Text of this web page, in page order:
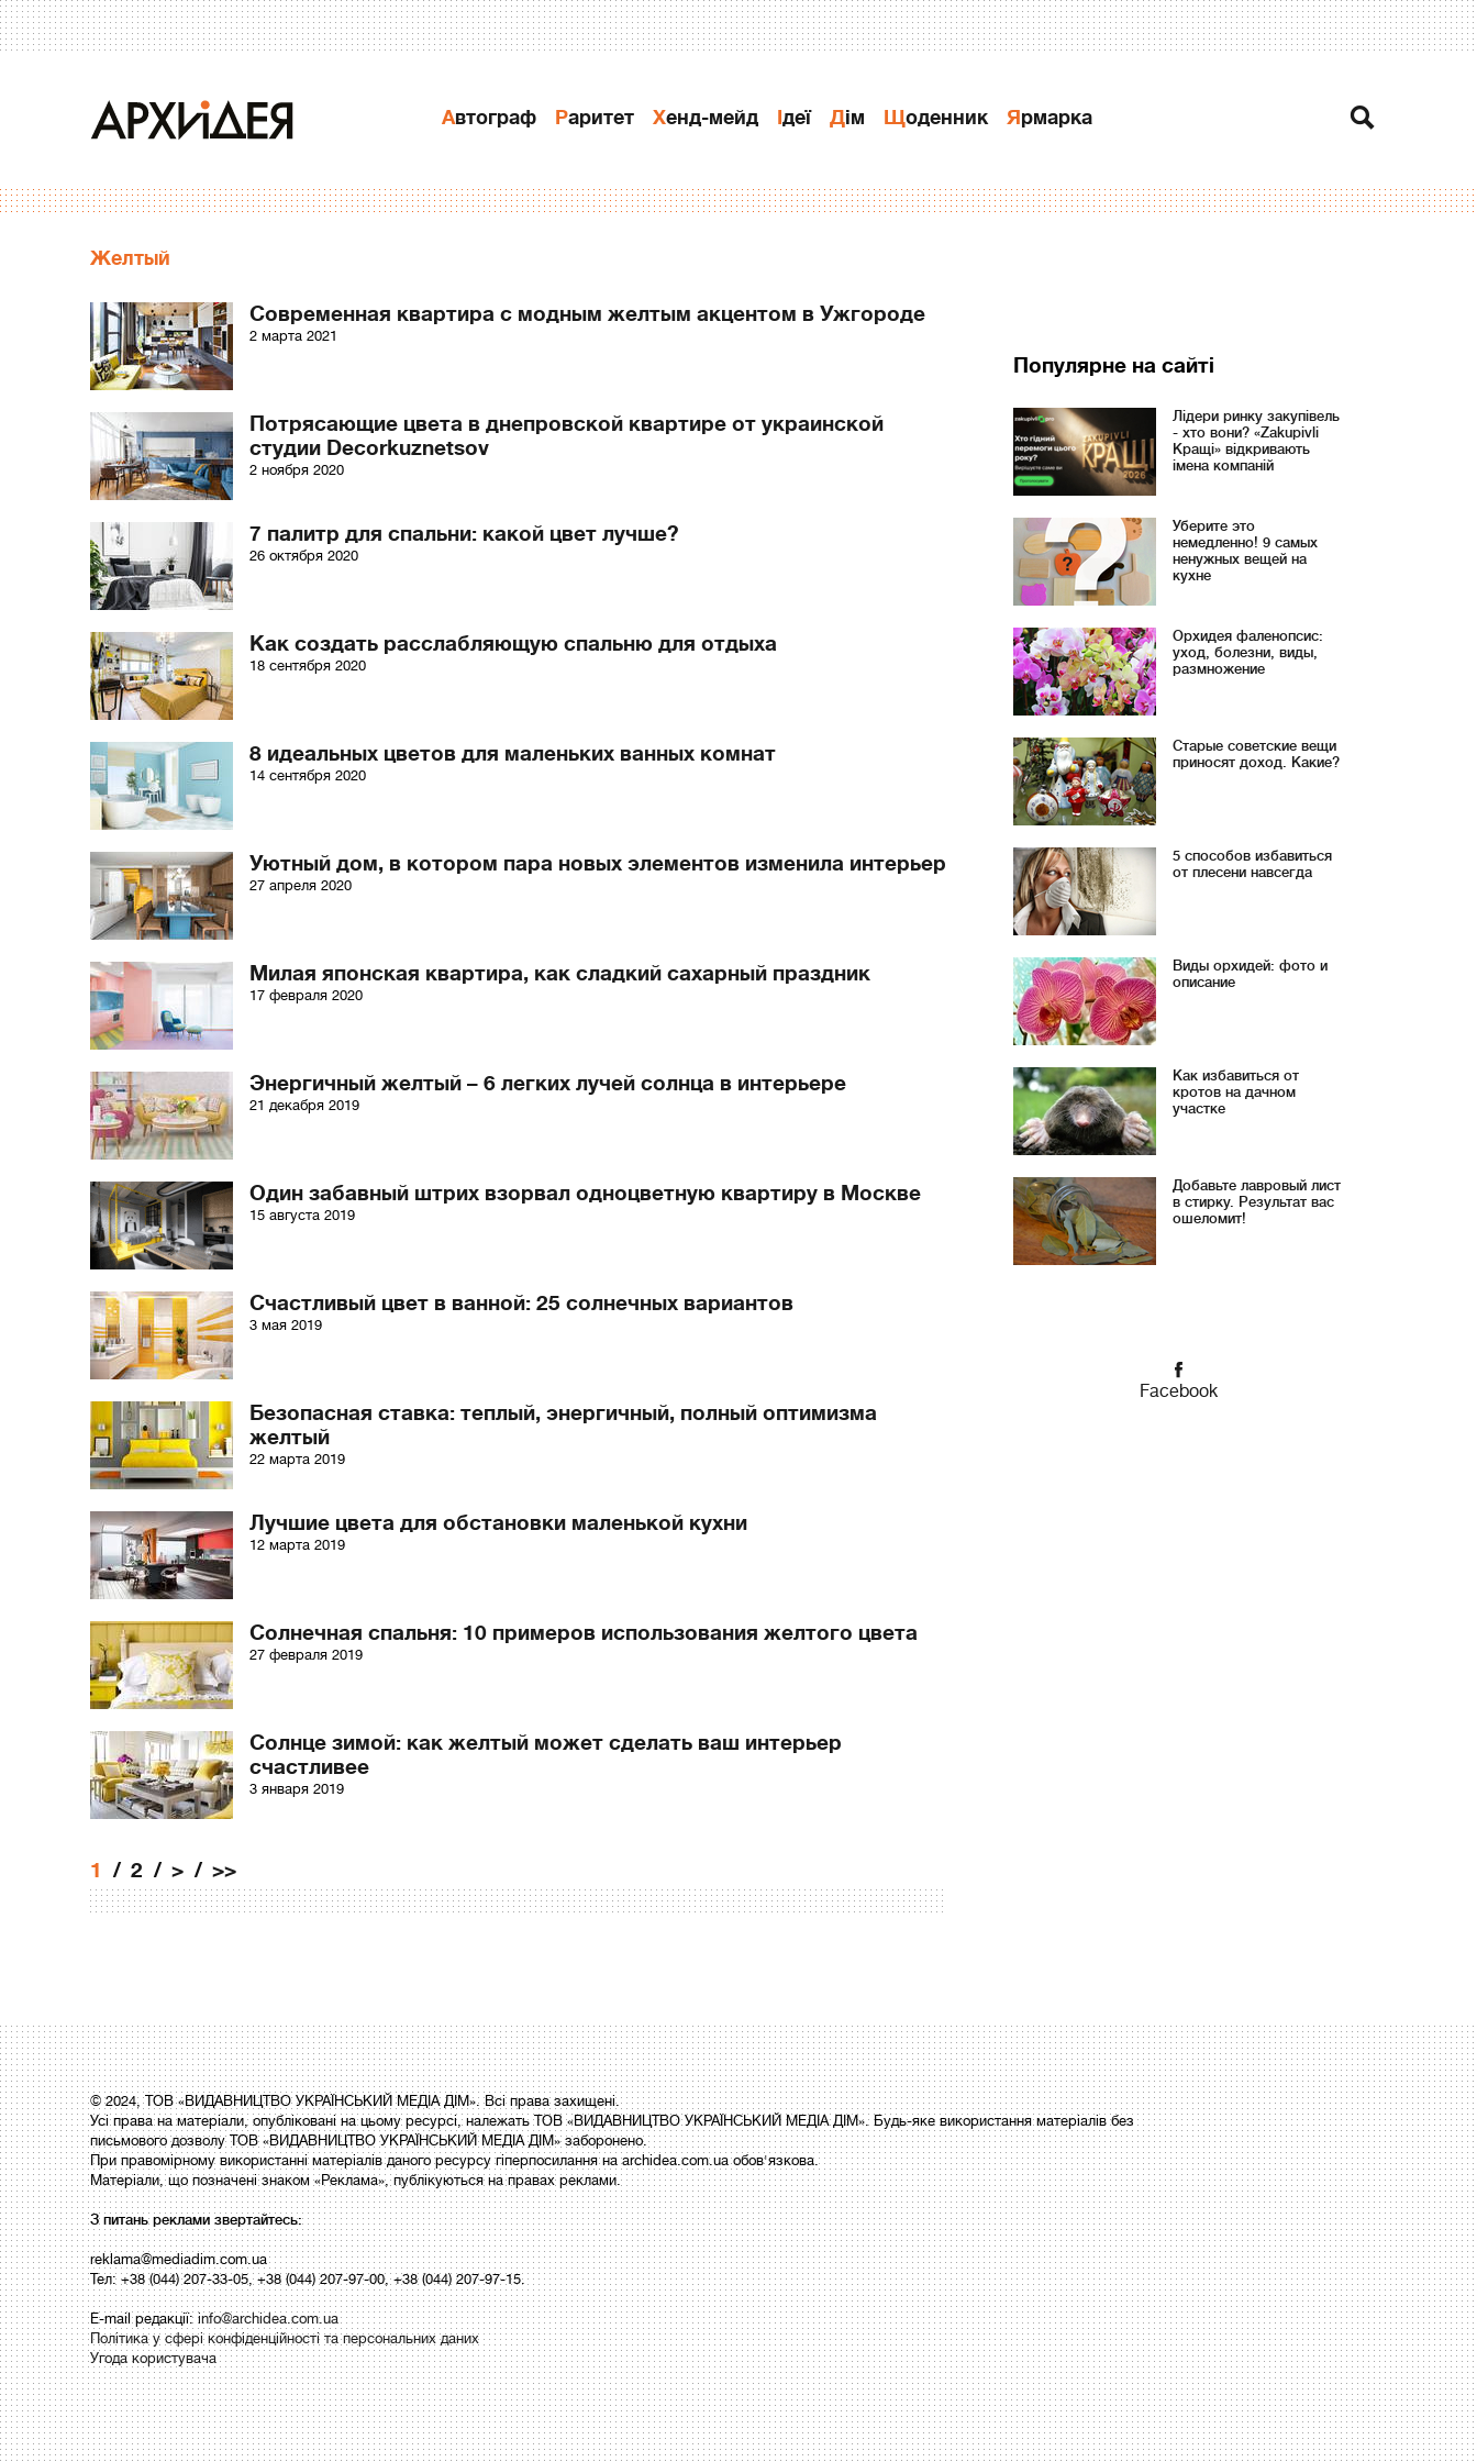
Автограф Раритет Хенд-мейд Ідеї Дiм Щоденник Ярмарка
Желтый
Современная квартира с модным желтым акцентом в Ужгороде
2 марта 2021
Потрясающие цвета в днепровской квартире от украинской
студии Decorkuznetsov
2 ноября 2020
7 палитр для спальни: какой цвет лучше?
26 октября 2020
Как создать расслабляющую спальню для отдыха
18 сентября 2020
8 идеальных цветов для маленьких ванных комнат
14 сентября 2020
Уютный дом, в котором пара новых элементов изменила интерьер
27 апреля 2020
Милая японская квартира, как сладкий сахарный праздник
17 февраля 2020
Энергичный желтый – 6 легких лучей солнца в интерьере
21 декабря 2019
Один забавный штрих взорвал одноцветную квартиру в Москве
15 августа 2019
Счастливый цвет в ванной: 25 солнечных вариантов
3 мая 2019
Безопасная ставка: теплый, энергичный, полный оптимизма
желтый
22 марта 2019
Лучшие цвета для обстановки маленькой кухни
12 марта 2019
Солнечная спальня: 10 примеров использования желтого цвета
27 февраля 2019
Солнце зимой: как желтый может сделать ваш интерьер
счастливее
3 января 2019
1 2 > >>
Популярне на сайті
Лідери ринку закупівель
- хто вони? «Zakupivli
Кращі» відкривають
імена компаній
Уберите это
немедленно! 9 самых
ненужных вещей на
кухне
Орхидея фаленопсис:
уход, болезни, виды,
размножение
Старые советские вещи
приносят доход. Какие?
5 способов избавиться
от плесени навсегда
Виды орхидей: фото и
описание
Как избавиться от
кротов на дачном
участке
Добавьте лавровый лист
в стирку. Результат вас
ошеломит!
Facebook
© 2024, ТОВ «ВИДАВНИЦТВО УКРАЇНСЬКИЙ МЕДІА ДІМ». Всі права захищені.
Усі права на матеріали, опубліковані на цьому ресурсі, належать ТОВ «ВИДАВНИЦТВО УКРАЇНСЬКИЙ МЕДІА ДІМ». Будь-яке використання матеріалів без
письмового дозволу ТОВ «ВИДАВНИЦТВО УКРАЇНСЬКИЙ МЕДІА ДІМ» заборонено.
При правомірному використанні матеріалів даного ресурсу гіперпосилання на archidea.com.ua обов'язкова.
Матеріали, що позначені знаком «Реклама», публікуються на правах реклами.
З питань реклами звертайтесь:
reklama@mediadim.com.ua
Тел: +38 (044) 207-33-05, +38 (044) 207-97-00, +38 (044) 207-97-15.
E-mail редакції: info@archidea.com.ua
Політика у сфері конфіденційності та персональних даних
Угода користувача